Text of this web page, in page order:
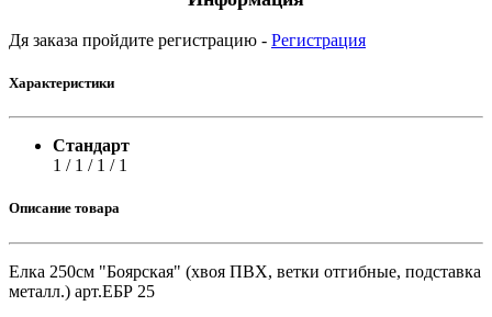
Дя заказа пройдите регистрацию - Регистрация
Характеристики
Стандарт
1 / 1 / 1 / 1
Описание товара
Елка 250см "Боярская" (хвоя ПВХ, ветки отгибные, подставка
металл.) арт.ЕБР 25